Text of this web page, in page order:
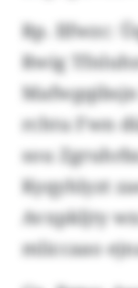
Rp. Ilfwzc:
Rwig
rchtu Fwn
sou
Kyqyhlyzt
Avxpkljty
mliccaao